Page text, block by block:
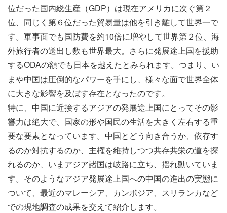
位だった国内総生産（GDP）は現在アメリカに次ぐ第２
位、同じく第６位だった貿易量は他を引き離して世界一で
す。軍事面でも国防費を約10倍に増やして世界第２位、海
外旅行者の送出し数も世界最大。さらに発展途上国を援助
するODAの額でも日本を越えたとみられます。つまり、い
まや中国は圧倒的なパワーを手にし、様々な面で世界全体
に大きな影響を及ぼす存在となったのです。
特に、中国に近接するアジアの発展途上国にとってその影
響力は絶大で、国家の形や国民の生活を大きく左右する重
要な要素となっています。中国とどう向き合うか、依存す
るのか対抗するのか、主権を維持しつつ共存共栄の道を探
れるのか、いまアジア諸国は岐路に立ち、揺れ動いていま
す。そのようなアジア発展途上国への中国の進出の実態に
ついて、最近のマレーシア、カンボジア、スリランカなど
での現地調査の成果を交えて紹介します。